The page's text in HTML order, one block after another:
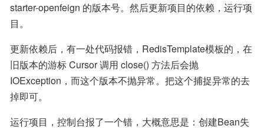
starter-openfeign 的版本号。然后更新项目的依赖，运行项
目。
更新依赖后，有一处代码报错，RedisTemplate模板的，在
旧版本的游标 Cursor 调用 close() 方法后会抛
IOException，而这个版本不抛异常。把这个捕捉异常的去
掉即可。
运行项目，控制台报了一个错，大概意思是：创建Bean失